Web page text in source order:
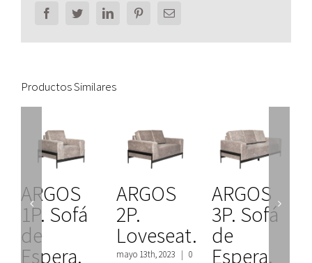
FacebookTwitterLinkedInPinterestEmail
Productos Similares
ARGOS
1P. Sofá
de
Espera.
ARGOS
2P.
Loveseat.
mayo 13th, 2023 | 0
ARGOS
3P. Sofá
de
Espera.